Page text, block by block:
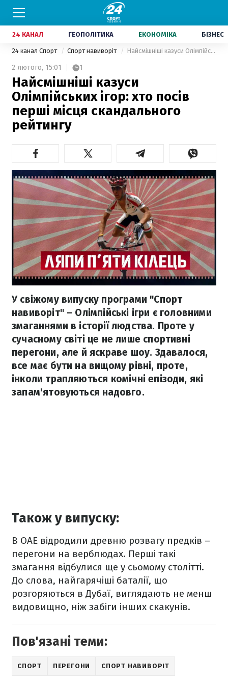
24 КАНАЛ ГЕОПОЛІТИКА ЕКОНОМІКА БІЗНЕС
24 канал Спорт Спорт навиворіт Найсмішніші казуси Олімпійських ігор: хто посів перші місця скандального рейтингу
2 лютого, 15:01 1
Найсмішніші казуси
Олімпійських ігор: хто посів
перші місця скандального
рейтингу
У свіжому випуску програми "Спорт
навиворіт" – Олімпійські ігри є головними
змаганнями в історії людства. Проте у
сучасному світі це не лише спортивні
перегони, але й яскраве шоу. Здавалося,
все має бути на вищому рівні, проте,
інколи трапляються комічні епізоди, які
запам'ятовуються надовго.
Також у випуску:
В ОАЕ відродили древню розвагу предків –
перегони на верблюдах. Перші такі
змагання відбулися ще у сьомому столітті.
До слова, найгарячіші баталії, що
розгоряються в Дубаї, виглядають не менш
видовищно, ніж забіги інших скакунів.
Пов'язані теми:
СПОРТ ПЕРЕГОНИ СПОРТ НАВИВОРІТ